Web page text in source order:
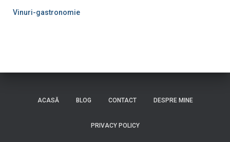
Vinuri-gastronomie
ACASĂ BLOG CONTACT DESPRE MINE
PRIVACY POLICY